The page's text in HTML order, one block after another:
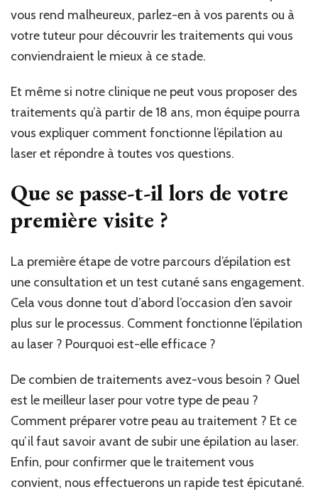
vous rend malheureux, parlez-en à vos parents ou à
votre tuteur pour découvrir les traitements qui vous
conviendraient le mieux à ce stade.
Et même si notre clinique ne peut vous proposer des
traitements qu’à partir de 18 ans, mon équipe pourra
vous expliquer comment fonctionne l’épilation au
laser et répondre à toutes vos questions.
Que se passe-t-il lors de votre
première visite ?
La première étape de votre parcours d’épilation est
une consultation et un test cutané sans engagement.
Cela vous donne tout d’abord l’occasion d’en savoir
plus sur le processus. Comment fonctionne l’épilation
au laser ? Pourquoi est-elle efficace ?
De combien de traitements avez-vous besoin ? Quel
est le meilleur laser pour votre type de peau ?
Comment préparer votre peau au traitement ? Et ce
qu’il faut savoir avant de subir une épilation au laser.
Enfin, pour confirmer que le traitement vous
convient, nous effectuerons un rapide test épicutané.